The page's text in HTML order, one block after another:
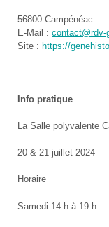
56800 Campénéac
E-Mail : contact@rdv-
Site : https://
Info pratique
La Salle polyvalente
20 & 21 juillet 2024
Horaire
Samedi 14 h à 19 h